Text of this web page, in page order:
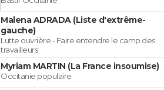
Malena ADRADA (Liste d'extrême-
gauche)
Lutte ouvrière - Faire entendre le camp des
travailleurs
Myriam MARTIN (La France insoumise)
Occitanie populaire